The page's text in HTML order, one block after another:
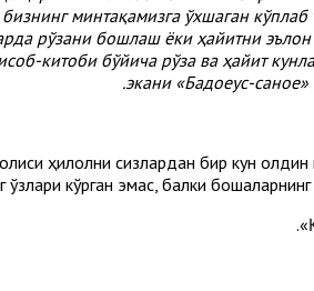
минтақамизга ўхшаган
рўзани бошлаш ёки ҳайитни
китоби бўйича рўза ва ҳайит
экани «Бадоеус-саное»
ҳилолни сизлардан бир кун олдин
кўрган эмас, балки бошқаларнинг